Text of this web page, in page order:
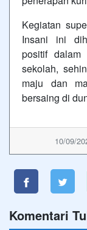
Kegiatan
Insani ini
positif dalam
sekolah,
maju dan
bersaing di
10/09/
Komentari